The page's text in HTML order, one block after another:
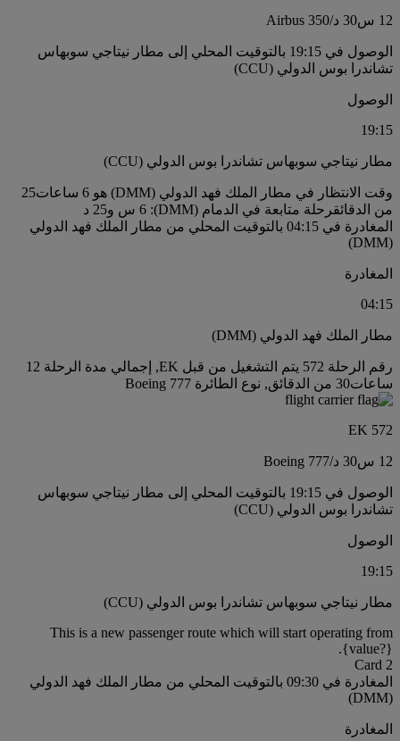
12 س 30 د /
Airbus 350
الوصول في 19:15 بالتوقيت المحلي إلى مطار نيتاجي سوبهاس
تشاندرا بوس الدولي (CCU)
الوصول
19:15
مطار نيتاجي سوبهاس تشاندرا بوس الدولي (CCU)
وقت الانتظار في مطار الملك فهد الدولي (DMM) هو 6 ساعات25
من الدقائقرحلة متابعة في الدمام (DMM): 6 س و25 د
المغادرة في 04:15 بالتوقيت المحلي من مطار الملك فهد الدولي
(DMM)
المغادرة
04:15
مطار الملك فهد الدولي (DMM)
رقم الرحلة 572 يتم التشغيل من قبل EK, إجمالي مدة الرحلة 12
ساعات30 من الدقائق, نوع الطائرة Boeing 777
EK 572
12 س 30 د /
Boeing 777
الوصول في 19:15 بالتوقيت المحلي إلى مطار نيتاجي سوبهاس
تشاندرا بوس الدولي (CCU)
الوصول
19:15
مطار نيتاجي سوبهاس تشاندرا بوس الدولي (CCU)
This is a new passenger route which will start operating from
{value?}.
Card 2
المغادرة في 09:30 بالتوقيت المحلي من مطار الملك فهد الدولي
(DMM)
المغادرة